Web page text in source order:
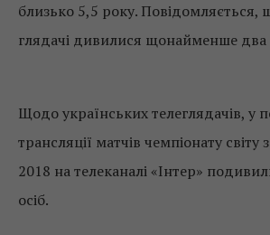
близько 5,5 року. Повідомляється,
глядачі дивилися щонайменше два
Щодо українських телеглядачів, у
трансляції матчів чемпіонату світу
2018 на телеканалі «Інтер»
осіб.